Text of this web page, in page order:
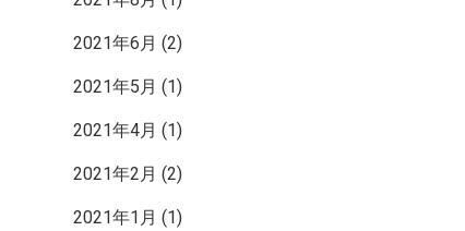
2021年6月 (2)
2021年5月 (1)
2021年4月 (1)
2021年2月 (2)
2021年1月 (1)